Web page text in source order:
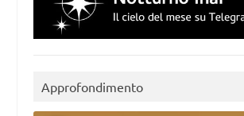
Approfondimento